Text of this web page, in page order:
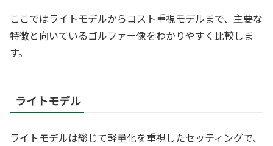
ここではライトモデルからコスト重視モデルまで、主要な
特徴と向いているゴルファー像をわかりやすく比較しま
す。
ライトモデル
ライトモデルは総じて軽量化を重視したセッティングで、